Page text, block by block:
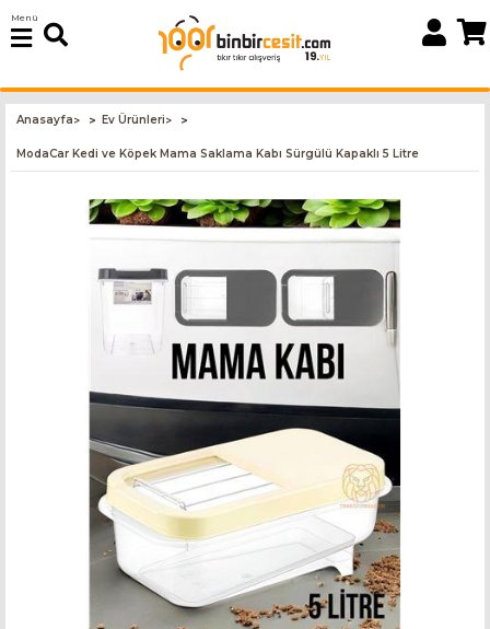
Menü
Anasayfa> Ev Ürünleri>
ModaCar Kedi ve Köpek Mama Saklama Kabı Sürgülü Kapaklı 5 Litre